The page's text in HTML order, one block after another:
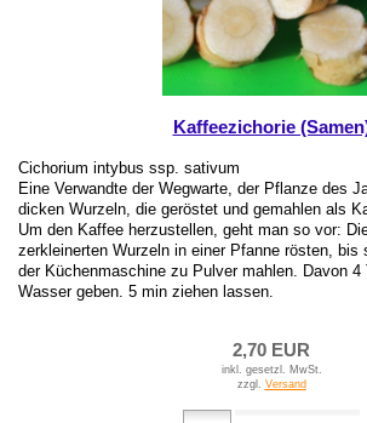
Kaffeezichorie
Cichorium intybus ssp. sativum
Eine Verwandte der Wegwarte, der Pflanze des
dicken Wurzeln, die geröstet und gemahlen als
Um den Kaffee herzustellen, geht man so vor:
zerkleinerten Wurzeln in einer Pfanne rösten, bis
der Küchenmaschine zu Pulver mahlen. Davon 4
Wasser geben. 5 min ziehen lassen.
2,70 EUR
inkl. gesetzl. MwSt.
zzgl. Versand